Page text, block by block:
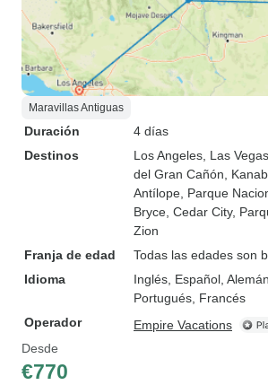
Maravillas Antiguas
Duración
4 días
Destinos
Los Angeles , Las Vegas
del Gran Cañón , Kanab
Antílope , Parque
Bryce , Cedar City,
Zion
Franja de edad
Todas las edades son
Idioma
Inglés, Español,
Portugués, Francés
Operador
Empire Vacations
Desde
€770